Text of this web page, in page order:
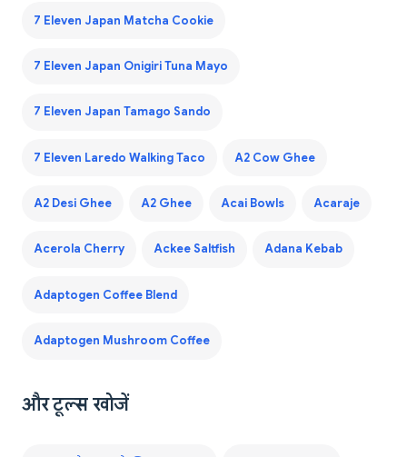
7 Eleven Japan Matcha Cookie
7 Eleven Japan Onigiri Tuna Mayo
7 Eleven Japan Tamago Sando
7 Eleven Laredo Walking Taco A2 Cow Ghee
A2 Desi Ghee A2 Ghee Acai Bowls Acaraje
Acerola Cherry Ackee Saltfish Adana Kebab
Adaptogen Coffee Blend
Adaptogen Mushroom Coffee
और टूल्स खोजें